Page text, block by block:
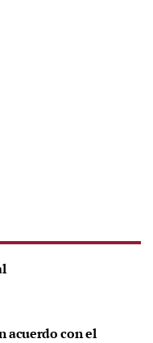
acuerdo con el